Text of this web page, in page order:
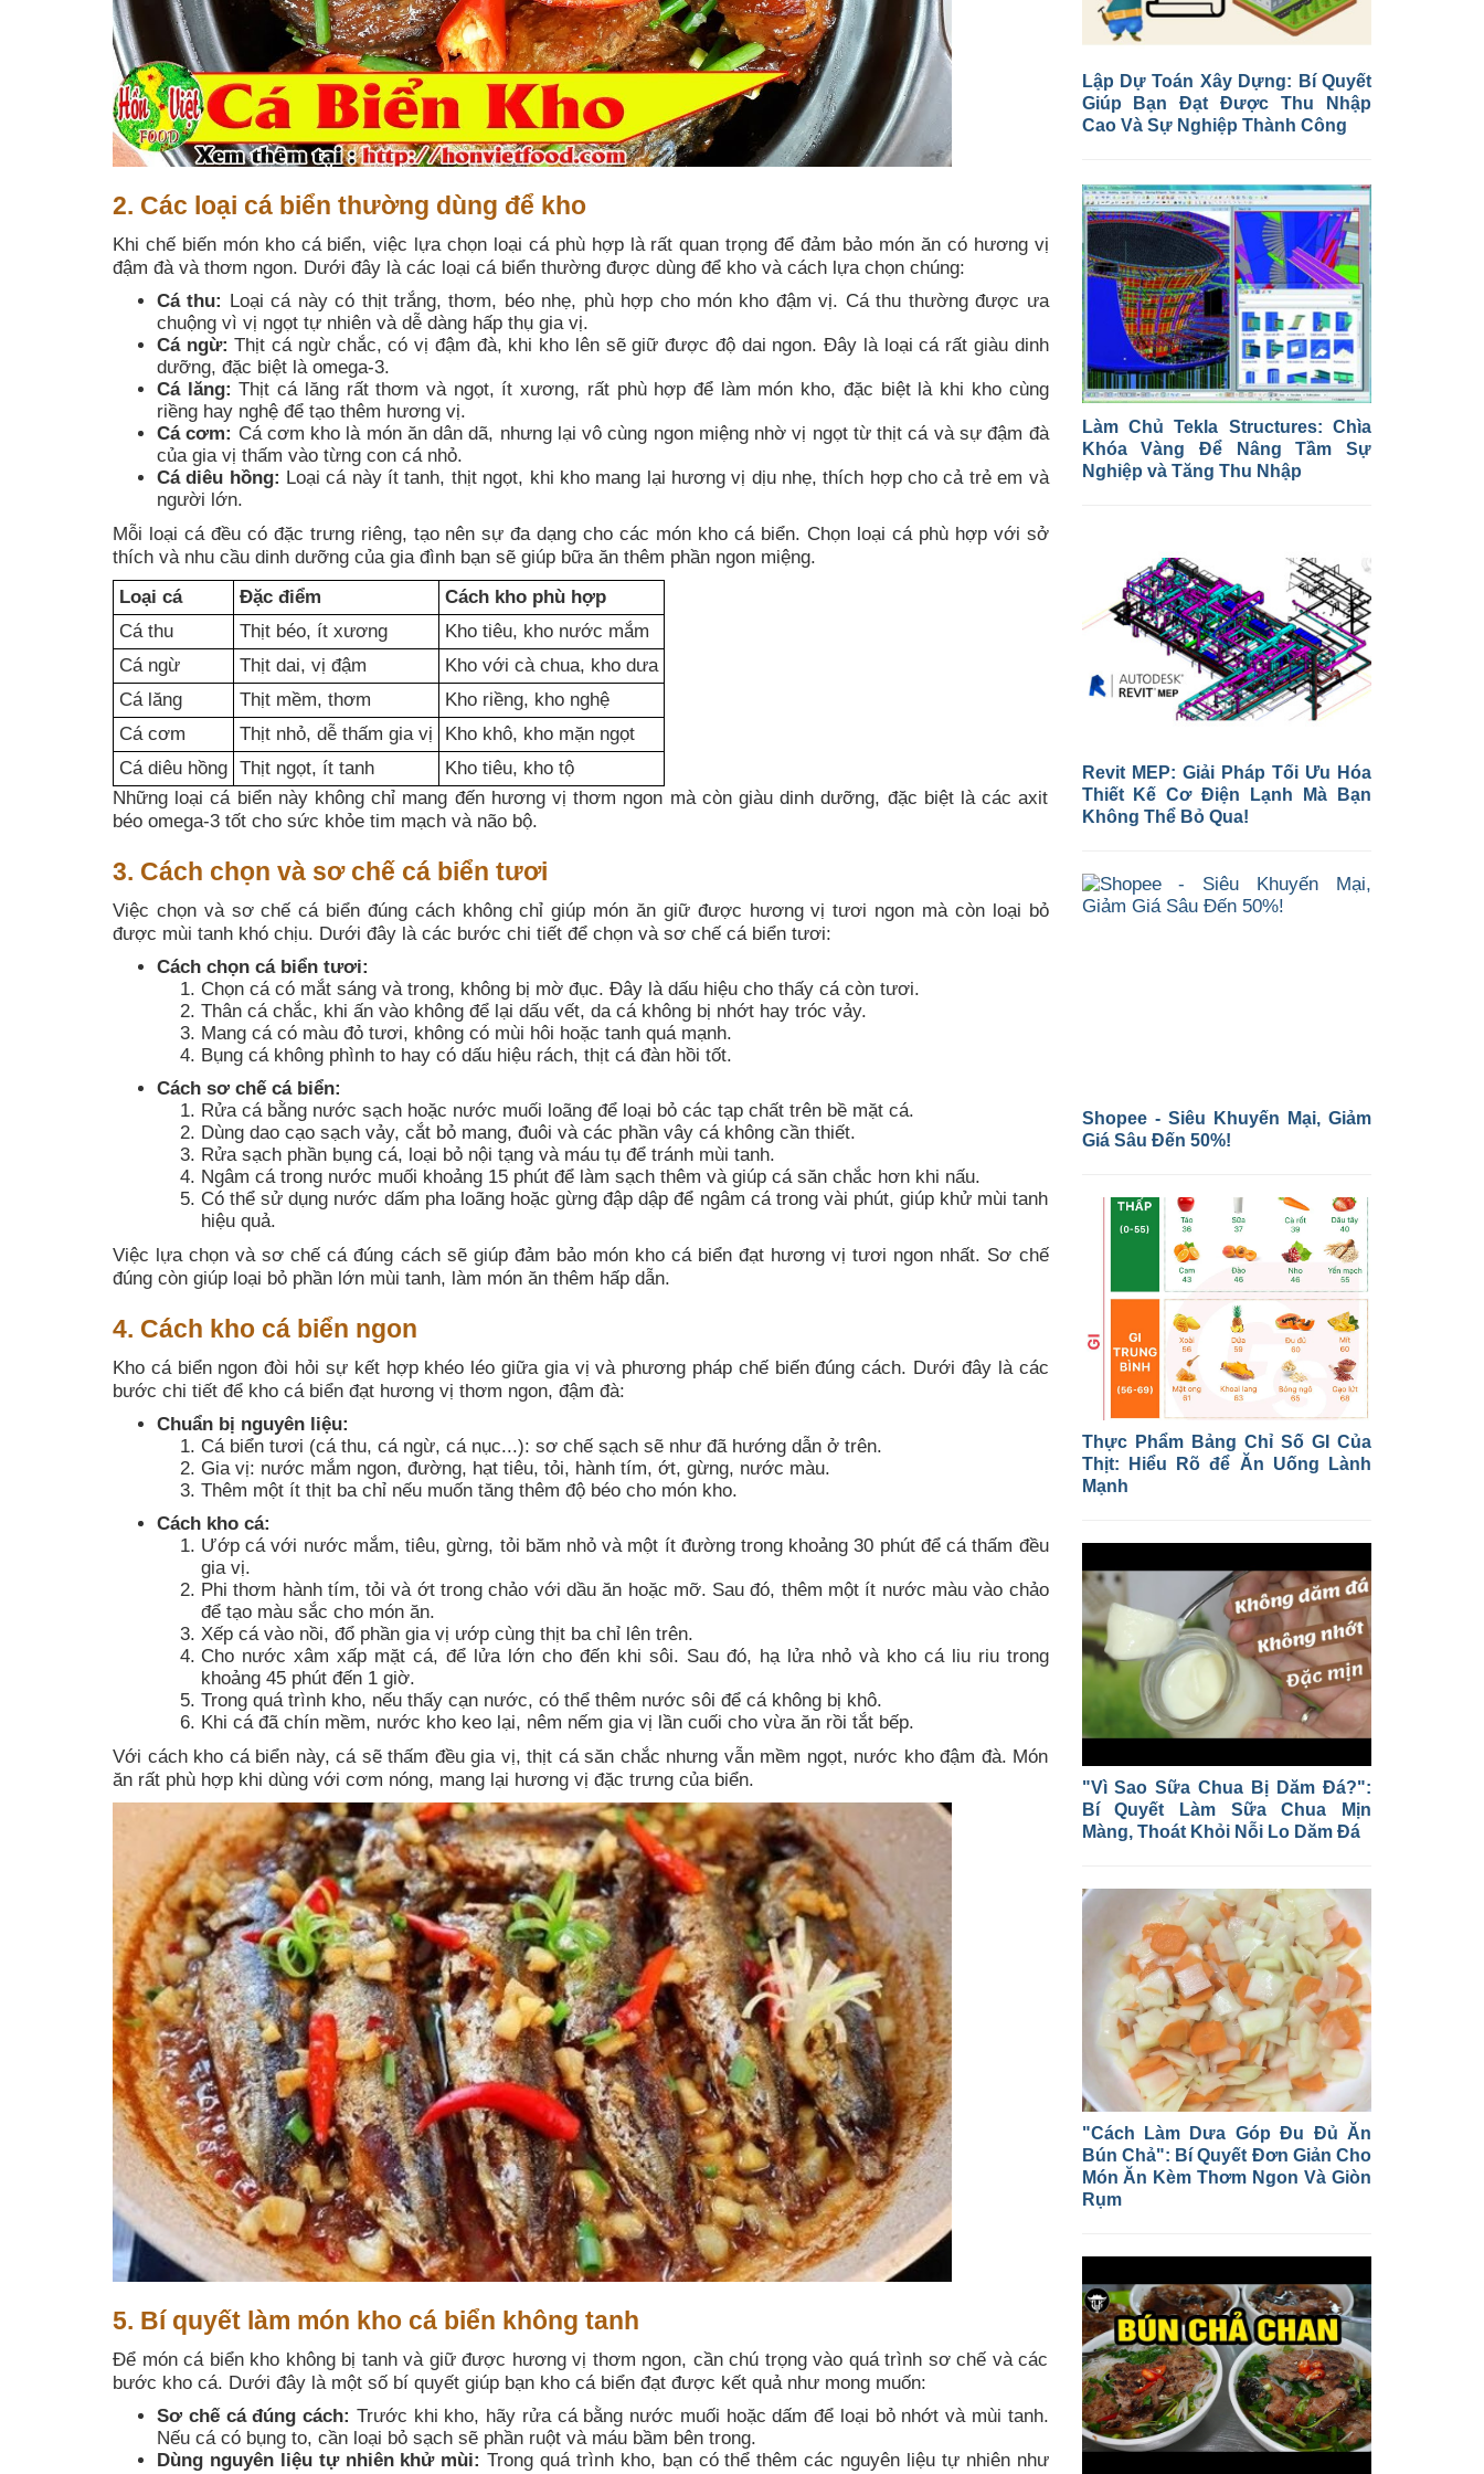
2. Các loại cá biển thường dùng để kho
Khi chế biến món kho cá biển, việc lựa chọn loại cá phù hợp là rất quan trọng để đảm bảo món ăn có hương vị
đậm đà và thơm ngon. Dưới đây là các loại cá biển thường được dùng để kho và cách lựa chọn chúng:
Cá thu:
Loại cá này có thịt trắng, thơm, béo nhẹ, phù hợp cho món kho đậm vị. Cá thu thường được ưa
chuộng vì vị ngọt tự nhiên và dễ dàng hấp thụ gia vị.
Cá ngừ: Thịt cá ngừ chắc, có vị đậm đà, khi kho lên sẽ giữ được độ dai ngon. Đây là loại cá rất giàu dinh
dưỡng, đặc biệt là omega-3.
Cá lăng: Thịt cá lăng rất thơm và ngọt, ít xương, rất phù hợp để làm món kho, đặc biệt là khi kho cùng
riềng hay nghệ để tạo thêm hương vị.
Cá cơm: Cá cơm kho là món ăn dân dã, nhưng lại vô cùng ngon miệng nhờ vị ngọt từ thịt cá và sự đậm đà
của gia vị thấm vào từng con cá nhỏ.
Cá diêu hồng: Loại cá này ít tanh, thịt ngọt, khi kho mang lại hương vị dịu nhẹ, thích hợp cho cả trẻ em và
người lớn.
Mỗi loại cá đều có đặc trưng riêng, tạo nên sự đa dạng cho các món kho cá biển. Chọn loại cá phù hợp với sở
thích và nhu cầu dinh dưỡng của gia đình bạn sẽ giúp bữa ăn thêm phần ngon miệng.
Loại cá
Đặc điểm
Cách kho phù hợp
Cá thu
Thịt béo, ít xương
Kho tiêu, kho nước mắm
Cá ngừ
Thịt dai, vị đậm
Kho với cà chua, kho dưa
Cá lăng
Thịt mềm, thơm
Kho riềng, kho nghệ
Cá cơm
Thịt nhỏ, dễ thấm gia vị
Kho khô, kho mặn ngọt
Cá diêu hồng Thịt ngọt, ít tanh
Kho tiêu, kho tộ
Những loại cá biển này không chỉ mang đến hương vị thơm ngon mà còn giàu dinh dưỡng, đặc biệt là các axit
béo omega-3 tốt cho sức khỏe tim mạch và não bộ.
3. Cách chọn và sơ chế cá biển tươi
Việc chọn và sơ chế cá biển đúng cách không chỉ giúp món ăn giữ được hương vị tươi ngon mà còn loại bỏ
được mùi tanh khó chịu. Dưới đây là các bước chi tiết để chọn và sơ chế cá biển tươi:
Cách chọn cá biển tươi:
Chọn cá có mắt sáng và trong, không bị mờ đục. Đây là dấu hiệu cho thấy cá còn tươi.
Thân cá chắc, khi ấn vào không để lại dấu vết, da cá không bị nhớt hay tróc vảy.
Mang cá có màu đỏ tươi, không có mùi hôi hoặc tanh quá mạnh.
Bụng cá không phình to hay có dấu hiệu rách, thịt cá đàn hồi tốt.
Cách sơ chế cá biển:
Rửa cá bằng nước sạch hoặc nước muối loãng để loại bỏ các tạp chất trên bề mặt cá.
Dùng dao cạo sạch vảy, cắt bỏ mang, đuôi và các phần vây cá không cần thiết.
Rửa sạch phần bụng cá, loại bỏ nội tạng và máu tụ để tránh mùi tanh.
Ngâm cá trong nước muối khoảng 15 phút để làm sạch thêm và giúp cá săn chắc hơn khi nấu.
Có thể sử dụng nước dấm pha loãng hoặc gừng đập dập để ngâm cá trong vài phút, giúp khử mùi tanh
hiệu quả.
Việc lựa chọn và sơ chế cá đúng cách sẽ giúp đảm bảo món kho cá biển đạt hương vị tươi ngon nhất. Sơ chế
đúng còn giúp loại bỏ phần lớn mùi tanh, làm món ăn thêm hấp dẫn.
4. Cách kho cá biển ngon
Kho cá biển ngon đòi hỏi sự kết hợp khéo léo giữa gia vị và phương pháp chế biến đúng cách. Dưới đây là các
bước chi tiết để kho cá biển đạt hương vị thơm ngon, đậm đà:
Chuẩn bị nguyên liệu:
Cá biển tươi (cá thu, cá ngừ, cá nục...): sơ chế sạch sẽ như đã hướng dẫn ở trên.
Gia vị: nước mắm ngon, đường, hạt tiêu, tỏi, hành tím, ớt, gừng, nước màu.
Thêm một ít thịt ba chỉ nếu muốn tăng thêm độ béo cho món kho.
Cách kho cá:
Ướp cá với nước mắm, tiêu, gừng, tỏi băm nhỏ và một ít đường trong khoảng 30 phút để cá thấm đều
gia vị.
Phi thơm hành tím, tỏi và ớt trong chảo với dầu ăn hoặc mỡ. Sau đó, thêm một ít nước màu vào chảo
để tạo màu sắc cho món ăn.
Xếp cá vào nồi, đổ phần gia vị ướp cùng thịt ba chỉ lên trên.
Cho nước xâm xấp mặt cá, để lửa lớn cho đến khi sôi. Sau đó, hạ lửa nhỏ và kho cá liu riu trong
khoảng 45 phút đến 1 giờ.
Trong quá trình kho, nếu thấy cạn nước, có thể thêm nước sôi để cá không bị khô.
Khi cá đã chín mềm, nước kho keo lại, nêm nếm gia vị lần cuối cho vừa ăn rồi tắt bếp.
Với cách kho cá biển này, cá sẽ thấm đều gia vị, thịt cá săn chắc nhưng vẫn mềm ngọt, nước kho đậm đà. Món
ăn rất phù hợp khi dùng với cơm nóng, mang lại hương vị đặc trưng của biển.
5. Bí quyết làm món kho cá biển không tanh
Để món cá biển kho không bị tanh và giữ được hương vị thơm ngon, cần chú trọng vào quá trình sơ chế và các
bước kho cá. Dưới đây là một số bí quyết giúp bạn kho cá biển đạt được kết quả như mong muốn:
Sơ chế cá đúng cách: Trước khi kho, hãy rửa cá bằng nước muối hoặc dấm để loại bỏ nhớt và mùi tanh.
Nếu cá có bụng to, cần loại bỏ sạch sẽ phần ruột và máu bầm bên trong.
Dùng nguyên liệu tự nhiên khử mùi: Trong quá trình kho, bạn có thể thêm các nguyên liệu tự nhiên như
Lập Dự Toán Xây Dựng: Bí Quyết
Giúp Bạn Đạt Được Thu Nhập
Cao Và Sự Nghiệp Thành Công
Làm Chủ Tekla Structures: Chìa
Khóa Vàng Để Nâng Tầm Sự
Nghiệp và Tăng Thu Nhập
Revit MEP: Giải Pháp Tối Ưu Hóa
Thiết Kế Cơ Điện Lạnh Mà Bạn
Không Thể Bỏ Qua!
Shopee - Siêu Khuyến Mại, Giảm
Giá Sâu Đến 50%!
Thực Phẩm Bảng Chỉ Số GI Của
Thịt: Hiểu Rõ để Ăn Uống Lành
Mạnh
"Vì Sao Sữa Chua Bị Dăm Đá?":
Bí Quyết Làm Sữa Chua Mịn
Màng, Thoát Khỏi Nỗi Lo Dăm Đá
"Cách Làm Dưa Góp Đu Đủ Ăn
Bún Chả": Bí Quyết Đơn Giản Cho
Món Ăn Kèm Thơm Ngon Và Giòn
Rụm